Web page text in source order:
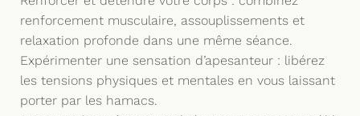
renforcement musculaire, assouplissements et
relaxation profonde dans une même séance.
Expérimenter une sensation d’apesanteur : libérez
les tensions physiques et mentales en vous laissant
porter par les hamacs.